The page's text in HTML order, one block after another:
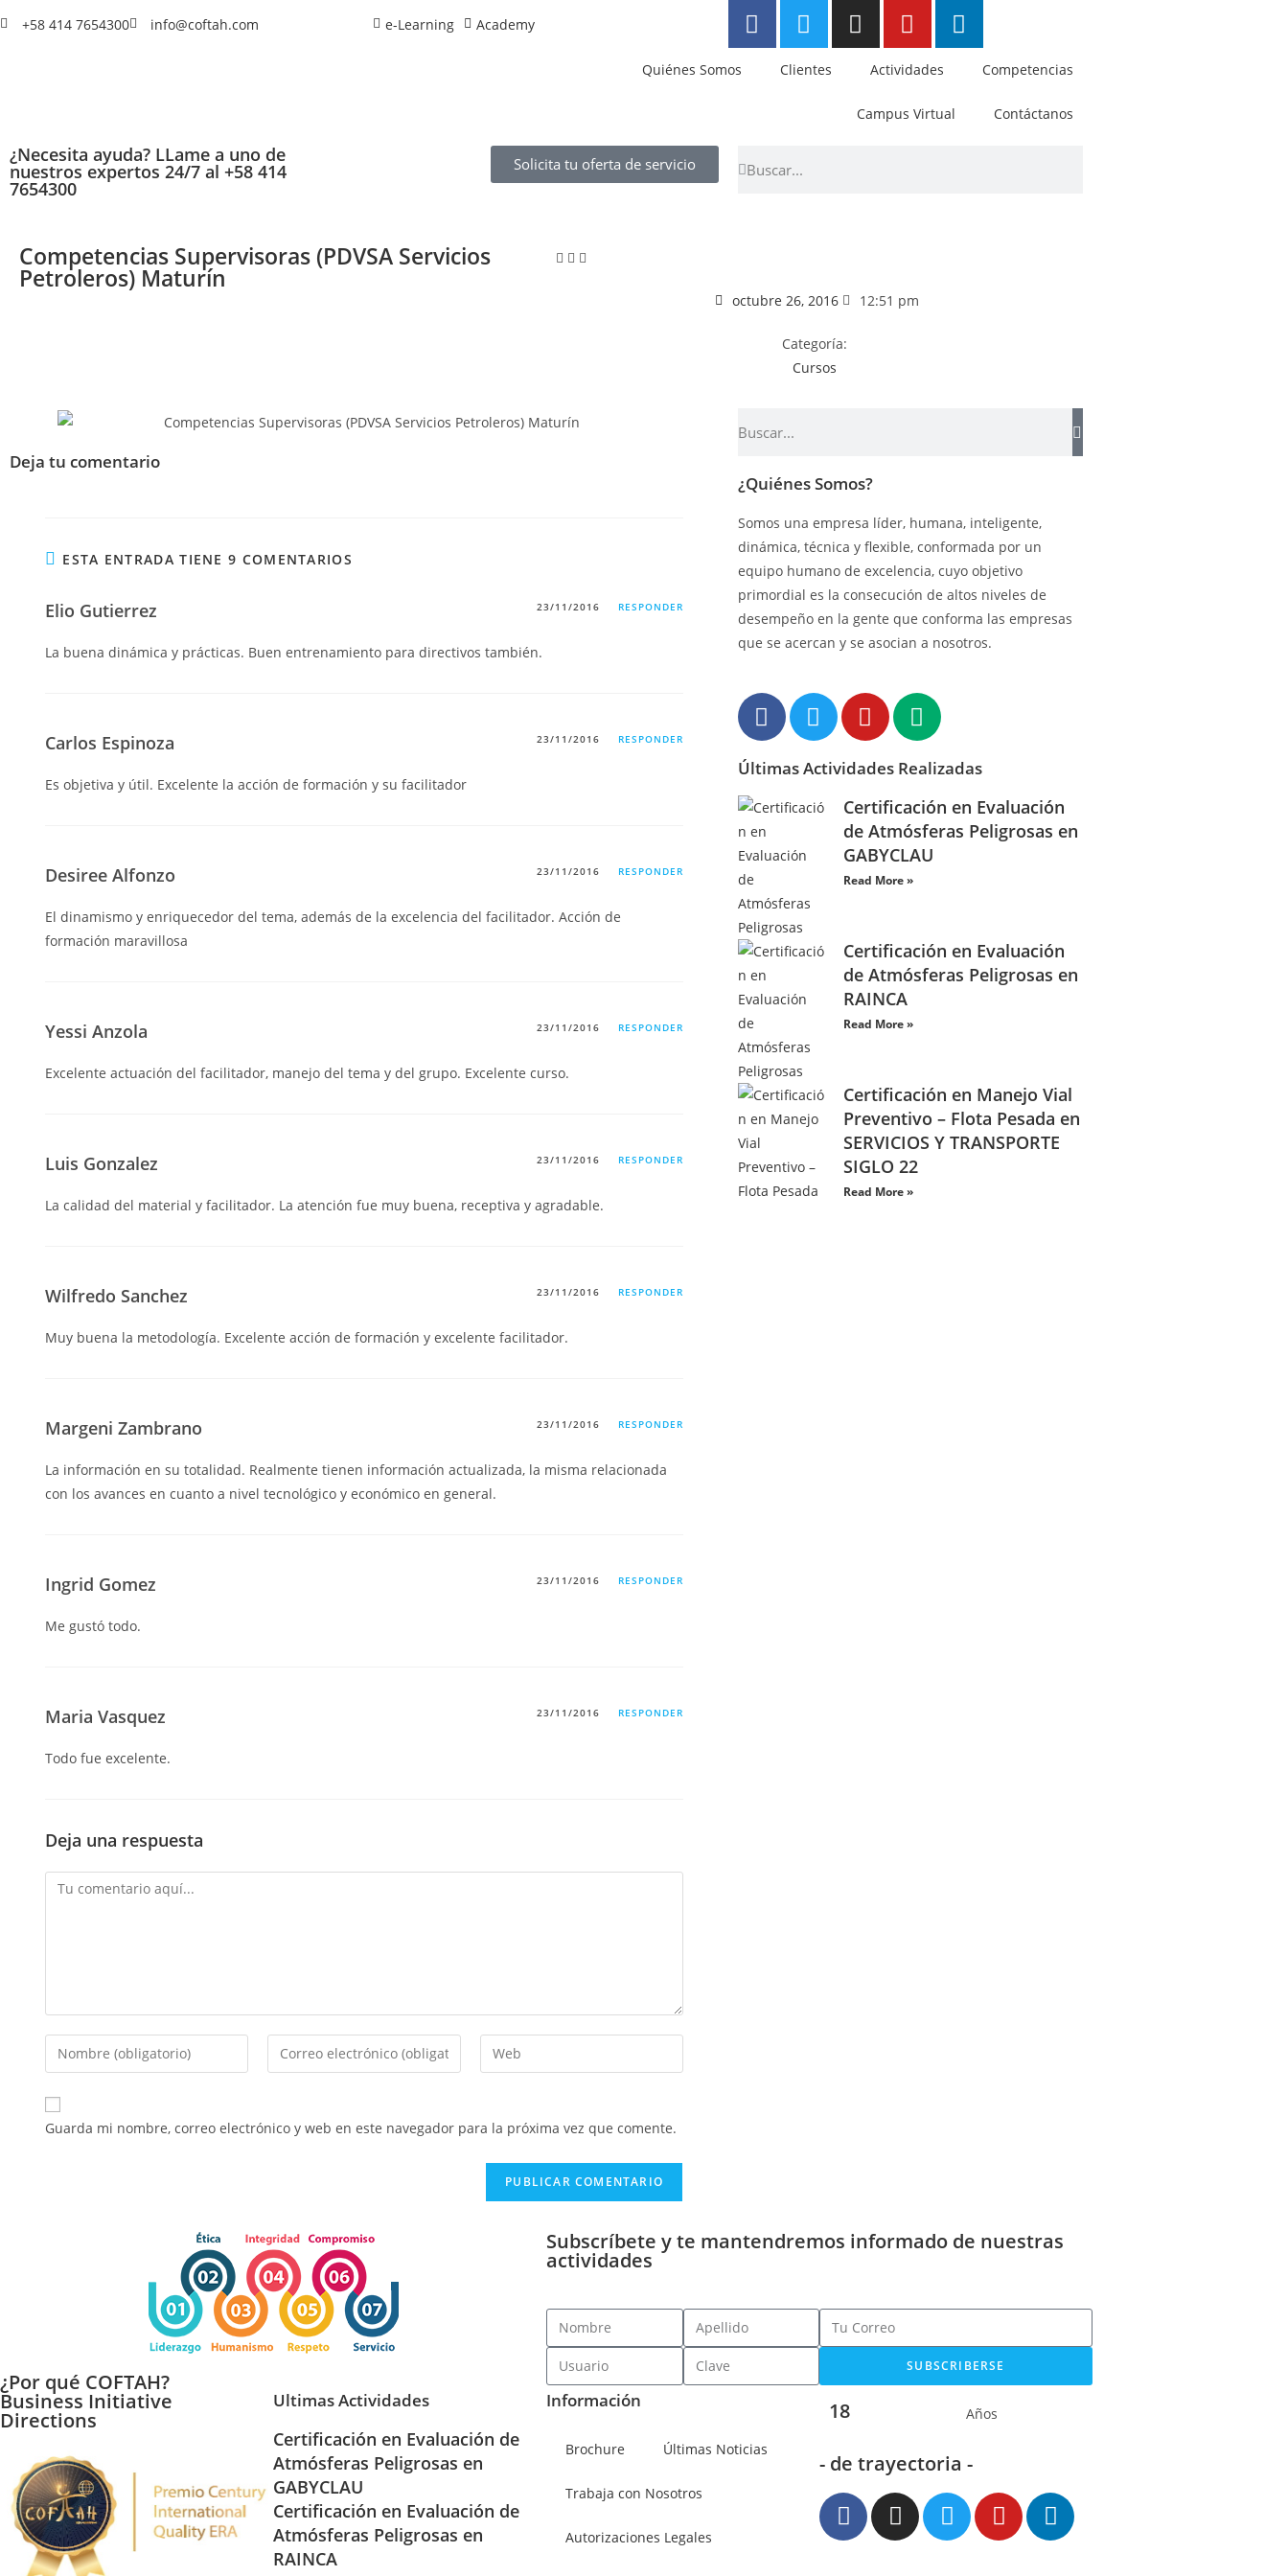
+58 414 7654300 info@coftah.com e-Learning Academy
Quiénes Somos Clientes Actividades Competencias
Campus Virtual Contáctanos
¿Necesita ayuda? LLame a uno de
nuestros expertos 24/7 al +58 414
7654300
Solicita tu oferta de servicio
Competencias Supervisoras (PDVSA Servicios
Petroleros) Maturín
octubre 26, 2016 12:51 pm
Categoría:
Cursos
Deja tu comentario
ESTA ENTRADA TIENE 9 COMENTARIOS
Elio Gutierrez 23/11/2016 RESPONDER
La buena dinámica y prácticas. Buen entrenamiento para directivos también.
Carlos Espinoza 23/11/2016 RESPONDER
Es objetiva y útil. Excelente la acción de formación y su facilitador
Desiree Alfonzo 23/11/2016 RESPONDER
El dinamismo y enriquecedor del tema, además de la excelencia del facilitador. Acción de
formación maravillosa
Yessi Anzola 23/11/2016 RESPONDER
Excelente actuación del facilitador, manejo del tema y del grupo. Excelente curso.
Luis Gonzalez 23/11/2016 RESPONDER
La calidad del material y facilitador. La atención fue muy buena, receptiva y agradable.
Wilfredo Sanchez 23/11/2016 RESPONDER
Muy buena la metodología. Excelente acción de formación y excelente facilitador.
Margeni Zambrano 23/11/2016 RESPONDER
La información en su totalidad. Realmente tienen información actualizada, la misma relacionada
con los avances en cuanto a nivel tecnológico y económico en general.
Ingrid Gomez 23/11/2016 RESPONDER
Me gustó todo.
Maria Vasquez 23/11/2016 RESPONDER
Todo fue excelente.
Deja una respuesta
Guarda mi nombre, correo electrónico y web en este navegador para la próxima vez que comente.
¿Quiénes Somos?
Somos una empresa líder, humana, inteligente,
dinámica, técnica y flexible, conformada por un
equipo humano de excelencia, cuyo objetivo
primordial es la consecución de altos niveles de
desempeño en la gente que conforma las empresas
que se acercan y se asocian a nosotros.
Últimas Actividades Realizadas
Certificación en Evaluación
de Atmósferas Peligrosas en
GABYCLAU
Read More »
Certificación en Evaluación
de Atmósferas Peligrosas en
RAINCA
Read More »
Certificación en Manejo Vial
Preventivo – Flota Pesada en
SERVICIOS Y TRANSPORTE
SIGLO 22
Read More »
¿Por qué COFTAH?
Subscríbete y te mantendremos informado de nuestras
actividades
SUBSCRIBERSE
Business Initiative
Directions
Ultimas Actividades
Certificación en Evaluación de
Atmósferas Peligrosas en
GABYCLAU
Certificación en Evaluación de
Atmósferas Peligrosas en
RAINCA
Información
Brochure Últimas Noticias
Trabaja con Nosotros
Autorizaciones Legales
18 Años
- de trayectoria -